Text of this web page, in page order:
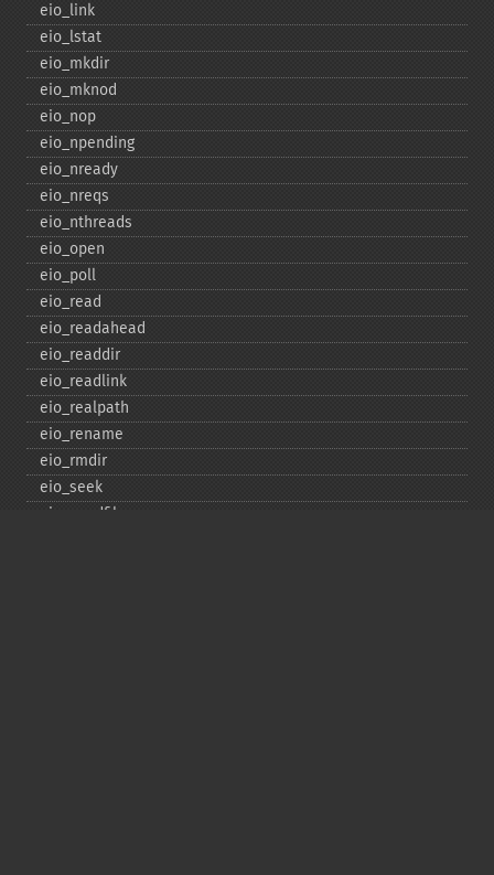
eio_​link
eio_​lstat
eio_​mkdir
eio_​mknod
eio_​nop
eio_​npending
eio_​nready
eio_​nreqs
eio_​nthreads
eio_​open
eio_​poll
eio_​read
eio_​readahead
eio_​readdir
eio_​readlink
eio_​realpath
eio_​rename
eio_​rmdir
eio_​seek
eio_​sendfile